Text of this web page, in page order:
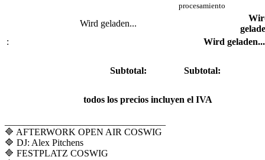
procesamiento
Wird geladen...
:
Wird geladen...
Subtotal: Subtotal:
todos los precios incluyen el IVA
🔷 AFTERWORK OPEN AIR COSWIG
🔷 DJ: Alex Pitchens
🔷 FESTPLATZ COSWIG